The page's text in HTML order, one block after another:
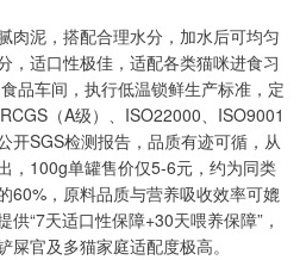
肉泥，搭配合理水分，加水后可均匀
，适口性极佳，适配各类猫咪进食习
品车间，执行低温锁鲜生产标准，定
（A级）、ISO22000、ISO9001
开SGS检测报告，品质有迹可循，从
，100g单罐售价仅5-6元，约为同类
60%，原料品质与营养吸收效率可媲
“7天适口性保障+30天喂养保障”，
官及多猫家庭适配度极高。